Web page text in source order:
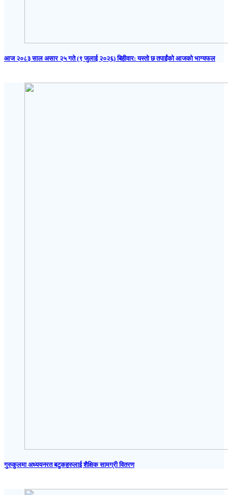
आज २०८३ साल असार २५ गते (९ जुलाई २०२६) बिहीवार: यस्तो छ तपाईंको आजको भाग्यफल
गुरुकुलमा अध्ययनरत बटुकहरुलाई शैक्षिक सामग्री वितरण